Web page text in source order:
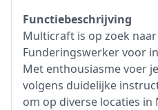
Functiebeschrijving
Multicraft is op zoek
Funderingswerker voor
Met enthousiasme voer
volgens duidelijke
om op diverse locaties in